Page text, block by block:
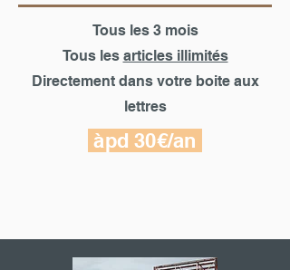
Tous les 3 mois
Tous les articles illimités
Directement dans votre boite aux
lettres
àpd 30€/an